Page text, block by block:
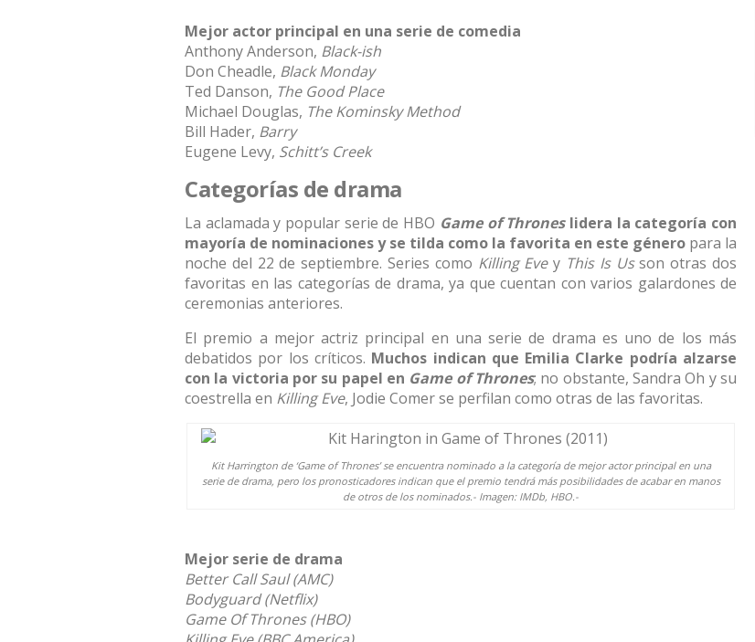
Mejor actor principal en una serie de comedia
Anthony Anderson, Black-ish
Don Cheadle, Black Monday
Ted Danson, The Good Place
Michael Douglas, The Kominsky Method
Bill Hader, Barry
Eugene Levy, Schitt’s Creek
Categorías de drama
La aclamada y popular serie de HBO Game of Throneslidera la categoría con
mayoría de nominaciones y se tilda como la favorita en este género para la
noche del 22 de septiembre. Series como Killing Evey This Is Usson otras dos
favoritas en las categorías de drama, ya que cuentan con varios galardones de
ceremonias anteriores.
El premio a mejor actriz principal en una serie de drama es uno de los más
debatidos por los críticos. Muchos indican que Emilia Clarke podría alzarse
con la victoria por su papel en Game of Thrones; no obstante, Sandra Oh y su
coestrella en Killing Eve, Jodie Comer se perfilan como otras de las favoritas.
Kit Harrington de ‘Game of Thrones’ se encuentra nominado a la categoría de mejor actor principal en una
serie de drama, pero los pronosticadores indican que el premio tendrá más posibilidades de acabar en manos
de otros de los nominados.- Imagen: IMDb, HBO.-
Mejor serie de drama
Better Call Saul (AMC)
Bodyguard (Netflix)
Game Of Thrones (HBO)